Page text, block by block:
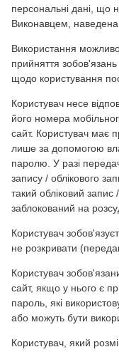
персональні дані, що
Виконавцем, наведена
Використання
прийняття
щодо користування
Користувач несе
його номера
сайт. Користувач має
лише за допомогою
паролю. У разі
запису / облікового
такий обліковий
заблокований на
Користувач
не розкривати
Користувач
сайт, якщо у нього є
пароль, які
або можуть бути
Користувач, який